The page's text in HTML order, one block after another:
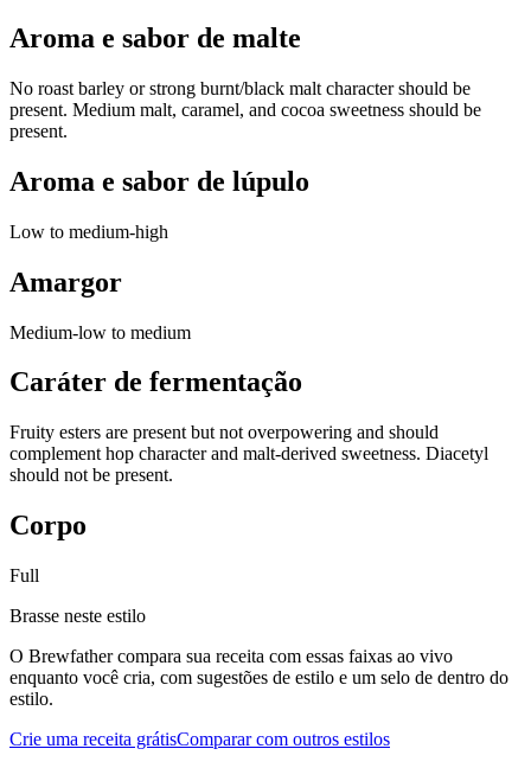
Aroma e sabor de malte
No roast barley or strong burnt/black malt character should be
present. Medium malt, caramel, and cocoa sweetness should be
present.
Aroma e sabor de lúpulo
Low to medium-high
Amargor
Medium-low to medium
Caráter de fermentação
Fruity esters are present but not overpowering and should
complement hop character and malt-derived sweetness. Diacetyl
should not be present.
Corpo
Full
Brasse neste estilo
O Brewfather compara sua receita com essas faixas ao vivo
enquanto você cria, com sugestões de estilo e um selo de dentro do
estilo.
Crie uma receita grátisComparar com outros estilos